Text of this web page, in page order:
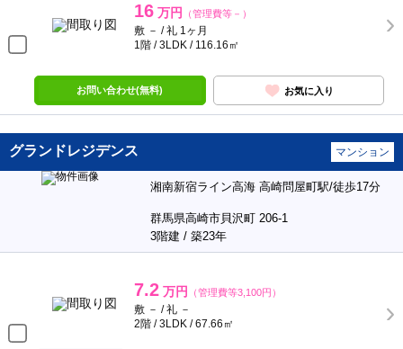
16 万円 （管理費等－）
敷 － / 礼 1ヶ月
1階 / 3LDK / 116.16㎡
お問い合わせ(無料) お気に入り
グランドレジデンス マンション
湘南新宿ライン高海 高崎問屋町駅/徒歩17分
群馬県高崎市貝沢町 206-1
3階建 / 築23年
7.2 万円 （管理費等3,100円）
敷 － / 礼 －
2階 / 3LDK / 67.66㎡